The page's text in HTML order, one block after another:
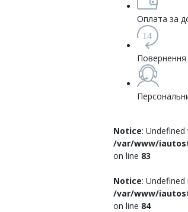
Оплата за
14
Повернення
Notice: Undefined
/var/www/
on line 83
Notice: Undefined
/var/www/
on line 84